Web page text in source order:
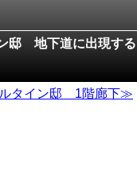
邸 地下道に出現する
タイン邸 1階廊下≫